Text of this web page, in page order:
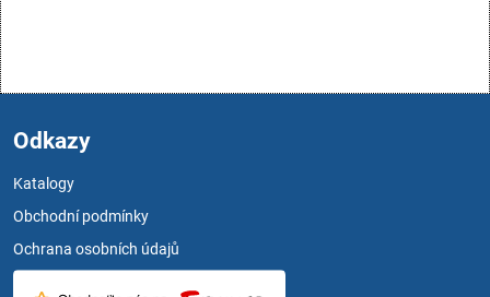
Odkazy
Katalogy
Obchodní podmínky
Ochrana osobních údajů